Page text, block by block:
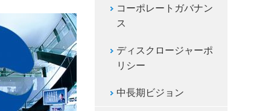
コーポレートガバナン
ス
ディスクロージャーポ
リシー
中長期ビジョン